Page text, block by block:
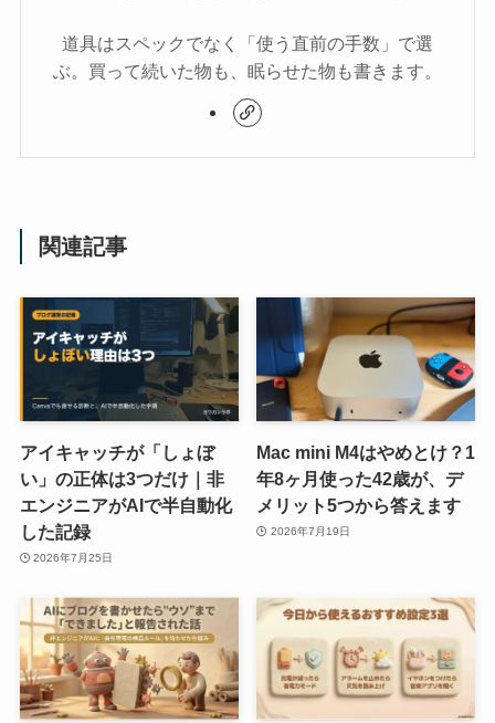
道具はスペックでなく「使う直前の手数」で選
ぶ。買って続いた物も、眠らせた物も書きます。
関連記事
アイキャッチが「しょぼ
い」の正体は3つだけ｜非
エンジニアがAIで半自動化
した記録
2026年7月25日
Mac mini M4はやめとけ？1
年8ヶ月使った42歳が、デ
メリット5つから答えます
2026年7月19日